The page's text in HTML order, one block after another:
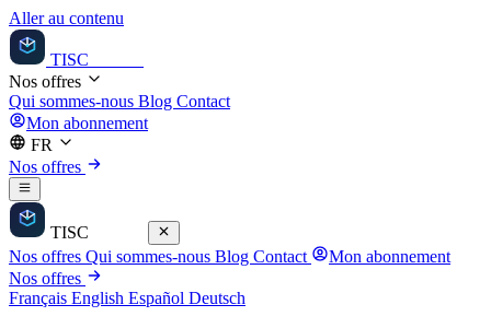
Aller au contenu
TISC
Nos offres
Qui sommes-nous Blog Contact
Mon abonnement
FR
Nos offres
TISC
Nos offres Qui sommes-nous Blog Contact
Mon abonnement
Nos offres
Français English Español Deutsch